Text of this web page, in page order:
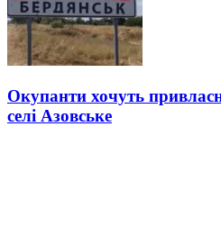
Окупанти хочуть
селі Азовське